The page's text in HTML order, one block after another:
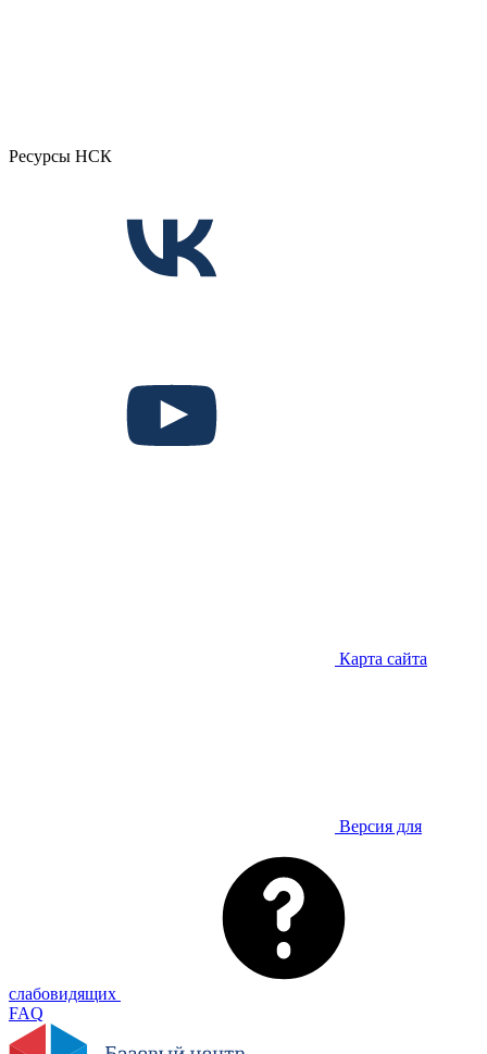
Ресурсы НСК
Карта сайта
Версия для
слабовидящих
FAQ